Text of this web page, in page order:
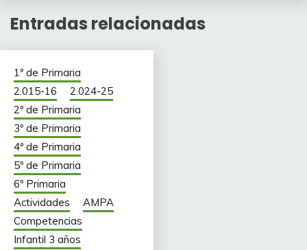
Entradas relacionadas
1º de Primaria
2.015-16
2.024-25
2º de Primaria
3º de Primaria
4º de Primaria
5º de Primaria
6º Primaria
Actividades
AMPA
Competencias
Infantil 3 años